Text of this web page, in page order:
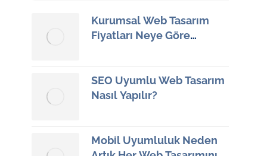
Kurumsal Web Tasarım
Fiyatları Neye Göre
SEO Uyumlu Web Tasarım
Nasıl Yapılır?
Mobil Uyumluluk Neden